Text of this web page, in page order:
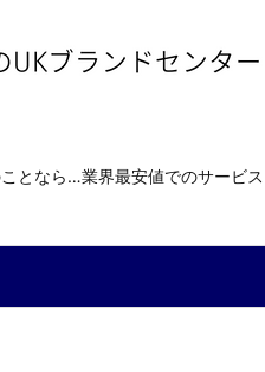
となら…業界最安値でのサービ